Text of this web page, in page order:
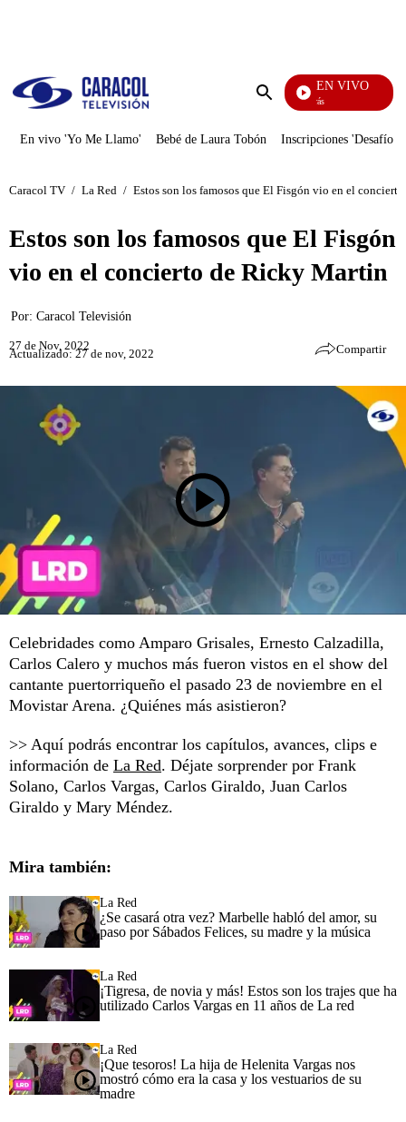
Enviar
EN VIVO
También Caerás
En vivo 'Yo Me Llamo' Bebé de Laura Tobón Inscripciones 'Desafío'
Caracol TV / La Red / Estos son los famosos que El Fisgón vio en el
Estos son los famosos que El Fisgón
vio en el concierto de Ricky Martin
Por: Caracol Televisión
27 de Nov, 2022
Actualizado: 27 de nov, 2022 Compartir
Celebridades como Amparo Grisales, Ernesto Calzadilla,
Carlos Calero y muchos más fueron vistos en el show del
cantante puertorriqueño el pasado 23 de noviembre en el
Movistar Arena. ¿Quiénes más asistieron?
>> Aquí podrás encontrar los capítulos, avances, clips e
información de La Red. Déjate sorprender por Frank
Solano, Carlos Vargas, Carlos Giraldo, Juan Carlos
Giraldo y Mary Méndez.
Mira también:
La Red
¿Se casará otra vez? Marbelle habló del amor, su
paso por Sábados Felices, su madre y la música
La Red
¡Tigresa, de novia y más! Estos son los trajes que ha
utilizado Carlos Vargas en 11 años de La red
La Red
¡Que tesoros! La hija de Helenita Vargas nos
mostró cómo era la casa y los vestuarios de su
madre